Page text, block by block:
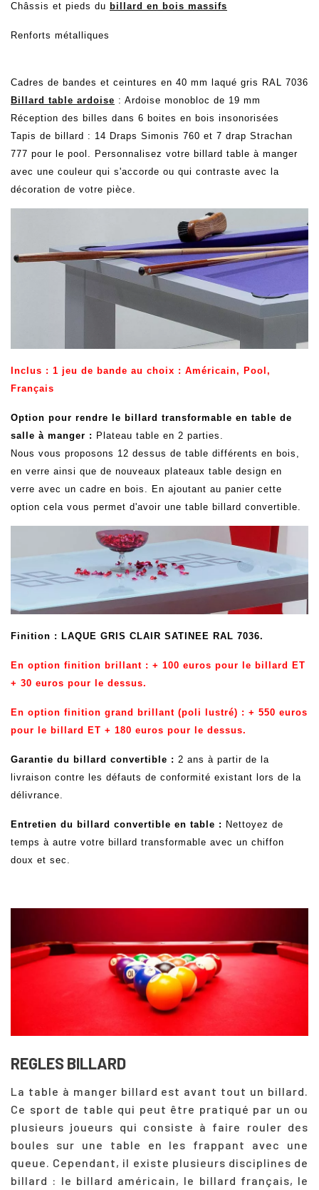
Châssis et pieds du billard en bois massifs
Renforts métalliques
Cadres de bandes et ceintures en 40 mm laqué gris RAL 7036
Billard table ardoise : Ardoise monobloc de 19 mm
Réception des billes dans 6 boites en bois insonorisées
Tapis de billard : 14 Draps Simonis 760 et 7 drap Strachan
777 pour le pool. Personnalisez votre billard table à manger
avec une couleur qui s'accorde ou qui contraste avec la
décoration de votre pièce.
Inclus : 1 jeu de bande au choix : Américain, Pool,
Français
Option pour rendre le billard transformable en table de
salle à manger : Plateau table en 2 parties.
Nous vous proposons 12 dessus de table différents en bois,
en verre ainsi que de nouveaux plateaux table design en
verre avec un cadre en bois. En ajoutant au panier cette
option cela vous permet d'avoir une table billard convertible.
Finition : LAQUE GRIS CLAIR SATINEE RAL 7036.
En option finition brillant : + 100 euros pour le billard ET
+ 30 euros pour le dessus.
En option finition grand brillant (poli lustré) : + 550 euros
pour le billard ET + 180 euros pour le dessus.
Garantie du billard convertible : 2 ans à partir de la
livraison contre les défauts de conformité existant lors de la
délivrance.
Entretien du billard convertible en table : Nettoyez de
temps à autre votre billard transformable avec un chiffon
doux et sec.
REGLES BILLARD
La table à manger billard est avant tout un billard.
Ce sport de table qui peut être pratiqué par un ou
plusieurs joueurs qui consiste à faire rouler des
boules sur une table en les frappant avec une
queue. Cependant, il existe plusieurs disciplines de
billard : le billard américain, le billard français, le